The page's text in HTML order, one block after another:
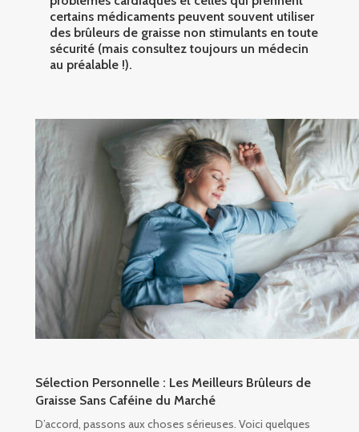
certains médicaments peuvent souvent utiliser
des brûleurs de graisse non stimulants en toute
sécurité (mais consultez toujours un médecin
au préalable !).
Sélection Personnelle : Les Meilleurs Brûleurs de
Graisse Sans Caféine du Marché
D’accord, passons aux choses sérieuses. Voici quelques